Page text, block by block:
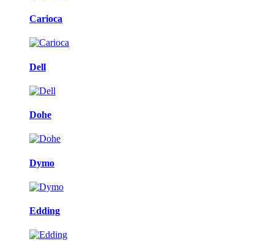
Carioca
Dell
Dohe
Dymo
Edding